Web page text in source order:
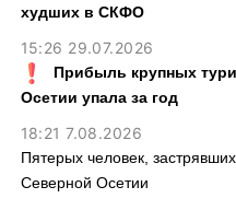
худших в СКФО
15:26 29.07.2026
Прибыль крупных
Осетии упала за год
18:21 7.08.2026
Пятерых человек,
Северной Осетии